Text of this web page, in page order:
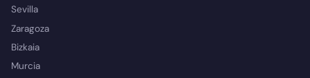
Sevilla
Zaragoza
Bizkaia
Murcia